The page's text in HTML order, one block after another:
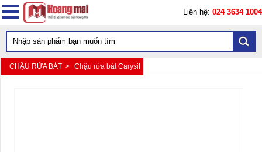
Liên hệ: 024 3634 1004
CHẬU RỬA BÁT > Chậu rửa bát Carysil